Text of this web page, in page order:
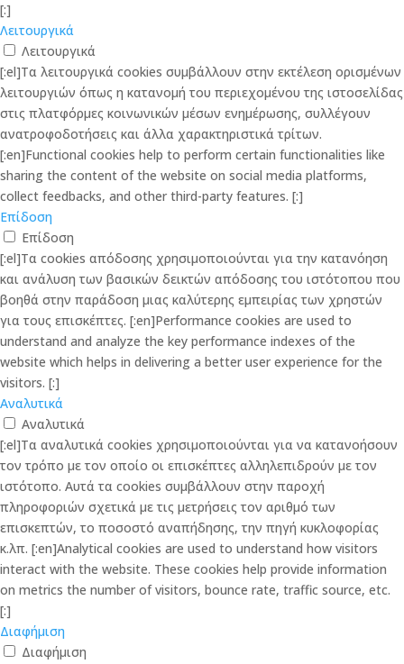
[:]
Λειτουργικά
Λειτουργικά
[:el]Τα λειτουργικά cookies συμβάλλουν στην εκτέλεση ορισμένων
λειτουργιών όπως η κατανομή του περιεχομένου της ιστοσελίδας
στις πλατφόρμες κοινωνικών μέσων ενημέρωσης, συλλέγουν
ανατροφοδοτήσεις και άλλα χαρακτηριστικά τρίτων.
[:en]Functional cookies help to perform certain functionalities like
sharing the content of the website on social media platforms,
collect feedbacks, and other third-party features. [:]
Επίδοση
Επίδοση
[:el]Τα cookies απόδοσης χρησιμοποιούνται για την κατανόηση
και ανάλυση των βασικών δεικτών απόδοσης του ιστότοπου που
βοηθά στην παράδοση μιας καλύτερης εμπειρίας των χρηστών
για τους επισκέπτες. [:en]Performance cookies are used to
understand and analyze the key performance indexes of the
website which helps in delivering a better user experience for the
visitors. [:]
Αναλυτικά
Αναλυτικά
[:el]Τα αναλυτικά cookies χρησιμοποιούνται για να κατανοήσουν
τον τρόπο με τον οποίο οι επισκέπτες αλληλεπιδρούν με τον
ιστότοπο. Αυτά τα cookies συμβάλλουν στην παροχή
πληροφοριών σχετικά με τις μετρήσεις τον αριθμό των
επισκεπτών, το ποσοστό αναπήδησης, την πηγή κυκλοφορίας
κ.λπ. [:en]Analytical cookies are used to understand how visitors
interact with the website. These cookies help provide information
on metrics the number of visitors, bounce rate, traffic source, etc.
[:]
Διαφήμιση
Διαφήμιση